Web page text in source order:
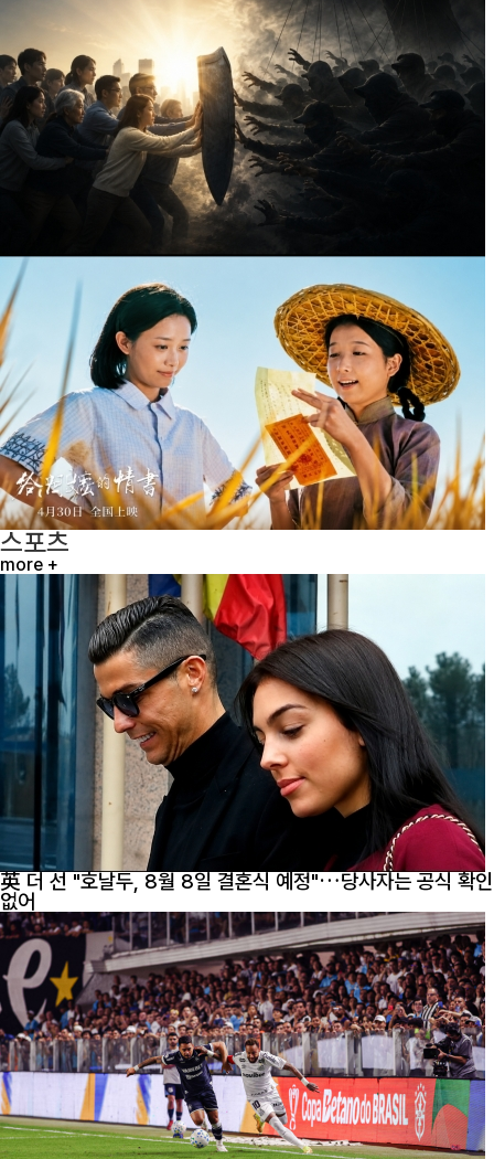
스포츠
more +
英 더 선 "호날두, 8월 8일 결혼식 예정"…당사자는 공식 확인
없어